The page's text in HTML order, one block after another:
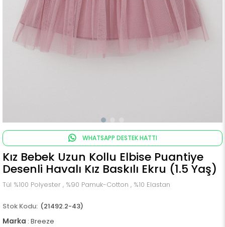
WHATSAPP DESTEK HATTI
Kız Bebek Uzun Kollu Elbise Puantiye
Desenli Havalı Kız Baskılı Ekru (1.5 Yaş)
Tül %100 Polyester , %90 Pamuk-Cotton , %10 Elastan
(21492.2-43)
Marka : Breeze